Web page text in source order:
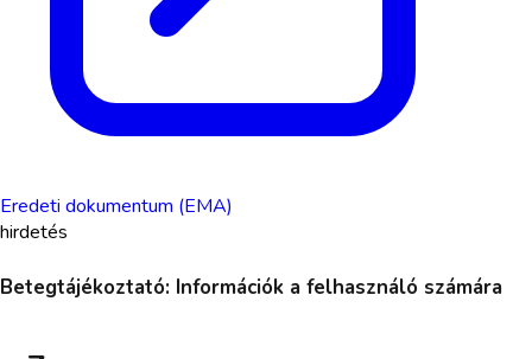
Eredeti dokumentum (EMA)
hirdetés
Betegtájékoztató: Információk a felhasználó számára